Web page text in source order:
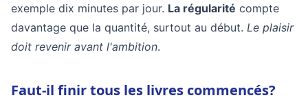
exemple dix minutes par jour. La régularité compte
davantage que la quantité, surtout au début. Le plaisir
doit revenir avant l'ambition.
Faut-il finir tous les livres commencés?